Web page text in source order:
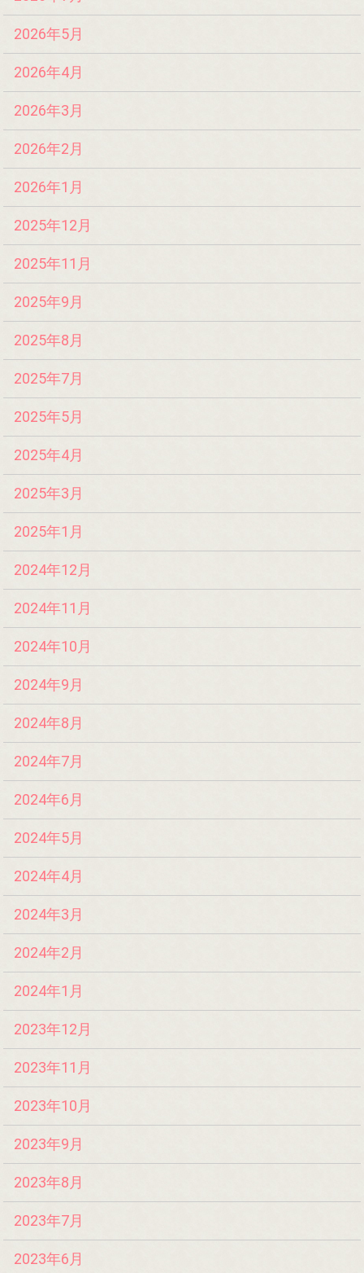
2026年5月
2026年4月
2026年3月
2026年2月
2026年1月
2025年12月
2025年11月
2025年9月
2025年8月
2025年7月
2025年5月
2025年4月
2025年3月
2025年1月
2024年12月
2024年11月
2024年10月
2024年9月
2024年8月
2024年7月
2024年6月
2024年5月
2024年4月
2024年3月
2024年2月
2024年1月
2023年12月
2023年11月
2023年10月
2023年9月
2023年8月
2023年7月
2023年6月